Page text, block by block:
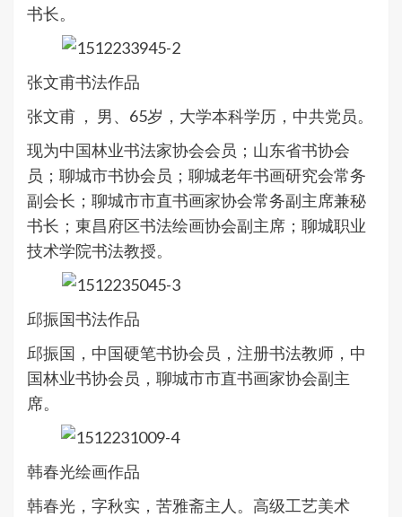
书长。
张文甫书法作品
张文甫 ， 男、65岁，大学本科学历，中共党员。
现为中国林业书法家协会会员；山东省书协会
员；聊城市书协会员；聊城老年书画研究会常务
副会长；聊城市市直书画家协会常务副主席兼秘
书长；東昌府区书法绘画协会副主席；聊城职业
技术学院书法教授。
邱振国书法作品
邱振国，中国硬笔书协会员，注册书法教师，中
国林业书协会员，聊城市市直书画家协会副主
席。
韩春光绘画作品
韩春光，字秋实，苦雅斋主人。高级工艺美术